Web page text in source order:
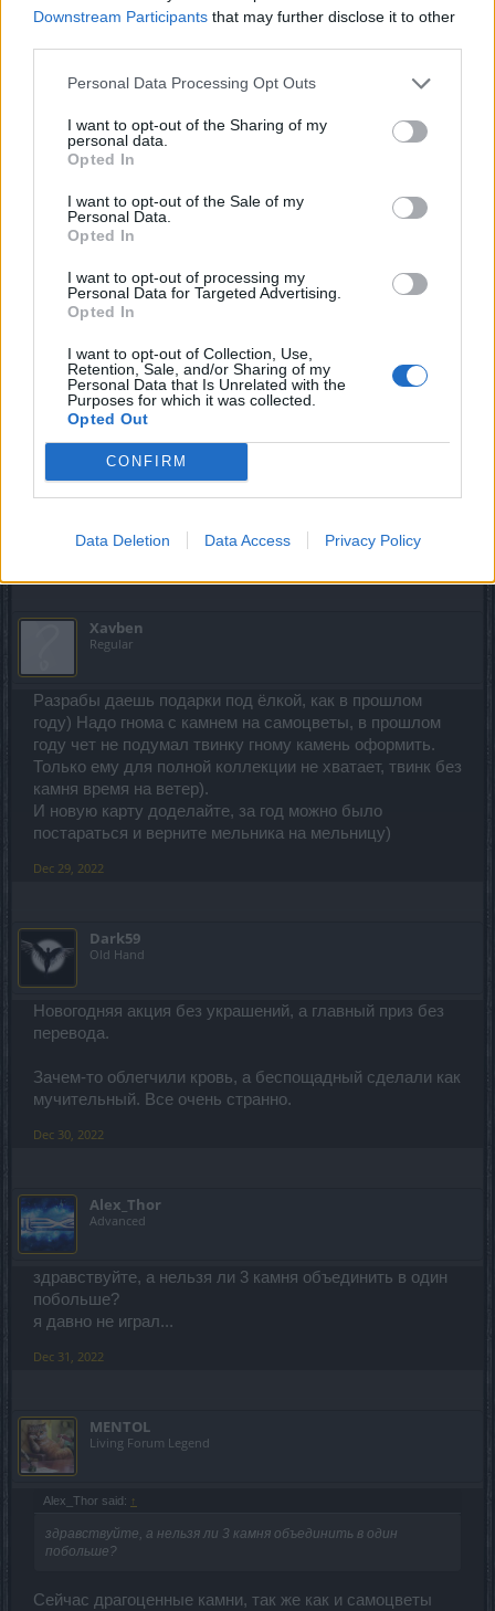
Downstream Participants that may further disclose it to other
Personal Data Processing Opt Outs
I want to opt-out of the Sharing of my
personal data.
Opted In
I want to opt-out of the Sale of my
Personal Data.
Opted In
I want to opt-out of processing my
Personal Data for Targeted Advertising.
Opted In
I want to opt-out of Collection, Use,
Retention, Sale, and/or Sharing of my
Personal Data that Is Unrelated with the
Purposes for which it was collected.
Opted Out
CONFIRM
Data Deletion Data Access Privacy Policy
Вчера зашёл поностальгировать и посмотреть на эту
была мирная зона.
На первой новой локе монстры далеко после
попадания туда. При заходе никто не нападает. На
остальные новые локи не заходил, не знаю что там...
Dec 3, 2022
Dark59
Old Hand
MENTOL said:
На первой новой локе монстры далеко после попадания туда.
При заходе никто не нападает. На остальные новые локи не
заходил, не знаю что там...
Я зашёл на q5, а после сходил в Долгую память (вроде
так называется). На q5 появился в окружении двух
Xavben
Regular
Разрабы даешь подарки под ёлкой, как в прошлом
году) Надо гнома с камнем на самоцветы, в прошлом
году чет не подумал твинку гному камень оформить.
Только ему для полной коллекции не хватает, твинк без
камня время на ветер).
И новую карту доделайте, за год можно было
постараться и верните мельника на мельницу)
Dec 29, 2022
Dark59
Old Hand
Новогодняя акция без украшений, а главный приз без
перевода.
Зачем-то облегчили кровь, а беспощадный сделали как
мучительный. Все очень странно.
Dec 30, 2022
Alex_Thor
Advanced
здравствуйте, а нельзя ли 3 камня объединить в один
побольше?
я давно не играл...
Dec 31, 2022
MENTOL
Living Forum Legend
Alex_Thor said: ↑
здравствуйте, а нельзя ли 3 камня объединить в один
побольше?
Сейчас драгоценные камни, так же как и самоцветы